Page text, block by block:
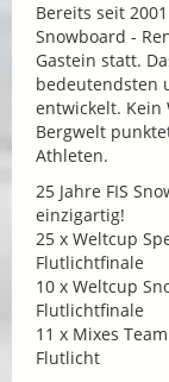
Bereits seit
Snowboard -
Gastein statt.
bedeutendsten
entwickelt.
Bergwelt
Athleten.
25 Jahre FIS
einzigartig!
25 x Weltcup
Flutlichtfinale
10 x Weltcup
Flutlichtfinale
11 x Mixes
Flutlicht